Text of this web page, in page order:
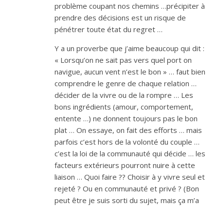
problème coupant nos chemins …précipiter à
prendre des décisions est un risque de
pénétrer toute état du regret …
Y a un proverbe que j’aime beaucoup qui dit :
« Lorsqu’on ne sait pas vers quel port on
navigue, aucun vent n’est le bon » … faut bien
comprendre le genre de chaque relation …
décider de la vivre ou de la rompre … Les
bons ingrédients (amour, comportement,
entente …) ne donnent toujours pas le bon
plat … On essaye, on fait des efforts … mais
parfois c’est hors de la volonté du couple …
c’est la loi de la communauté qui décide … les
facteurs extérieurs pourront nuire à cette
liaison … Quoi faire ?? Choisir à y vivre seul et
rejeté ? Ou en communauté et privé ? (Bon
peut être je suis sorti du sujet, mais ça m’a